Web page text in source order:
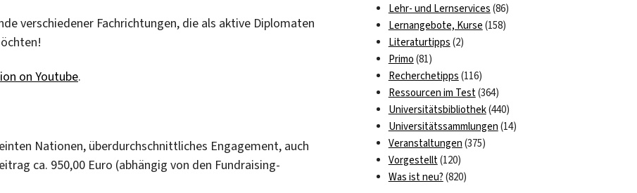
verschiedener Fachrichtungen, die als aktive Diplomaten
on Youtube.
Nationen, überdurchschnittliches Engagement, auch
ca. 950,00 Euro (abhängig von den Fundraising-
Lehr- und Lernservices (86)
Lernangebote, Kurse (158)
Literaturtipps (2)
Primo (81)
Recherchetipps (116)
Ressourcen im Test(364)
Universitätsbibliothek(440)
Universitätssammlungen (14)
Veranstaltungen (375)
Vorgestellt(120)
Was ist neu? (820)